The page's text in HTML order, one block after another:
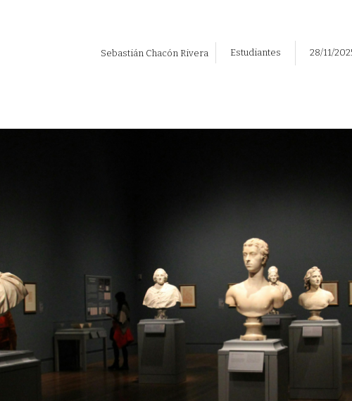
Sebastián Chacón Rivera Estudiantes 28/11/